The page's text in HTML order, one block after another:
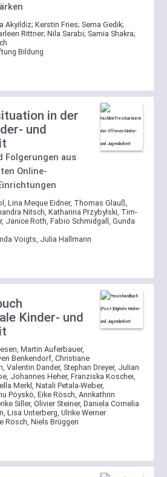
Akyildiz; Kerstin Fries; Sema Gedik;
Rittner; Nila Sarabi; Samia Shakra;
Bildung
in der
und
Folgerungen aus
Online-
Lina Meque Eidner, Thomas Glauß,
Nitsch, Katharina Przybylski, Tim-
Janice Roth, Fabio Schmidgall, Gunda
Voigts, Julia Hallmann
Kinder- und
Martin Auferbauer,
Benkendorf, Christiane
Valentin Dander, Stephan Dreyer, Julian
Johannes Heher, Franziska Koschei,
Merkl, Natali Petala-Weber,
Pöyskö, Eike Rösch, Annkathrin
Siller, Olivier Steiner, Daniela Cornelia
Lisa Unterberg, Ulrike Werner
Rösch, Niels Brüggen